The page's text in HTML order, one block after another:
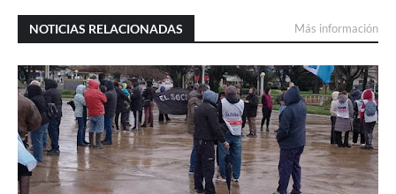
NOTICIAS RELACIONADAS Más información